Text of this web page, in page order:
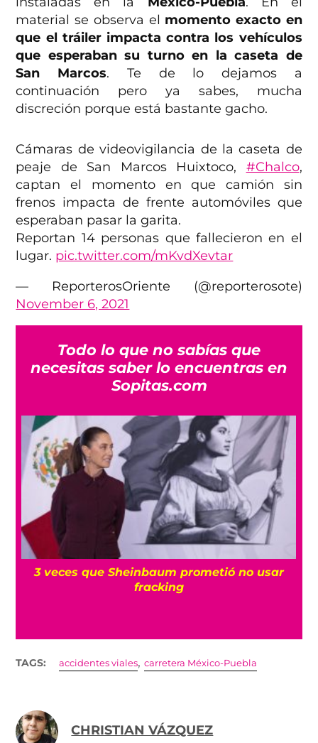
material se observa el momento exacto en
que el tráiler impacta contra los vehículos
que esperaban su turno en la caseta de
San Marcos. Te de lo dejamos a
continuación pero ya sabes, mucha
discreción porque está bastante gacho.
Cámaras de videovigilancia de la caseta de
peaje de San Marcos Huixtoco, #Chalco,
captan el momento en que camión sin
frenos impacta de frente automóviles que
esperaban pasar la garita.
Reportan 14 personas que fallecieron en el
lugar. pic.twitter.com/mKvdXevtar
— ReporterosOriente (@reporterosote)
November 6, 2021
Todo lo que no sabías que
necesitas saber lo encuentras en
Sopitas.com
3 veces que Sheinbaum prometió no usar
fracking
TAGS: accidentes viales,carretera México-Puebla
CHRISTIAN VÁZQUEZ